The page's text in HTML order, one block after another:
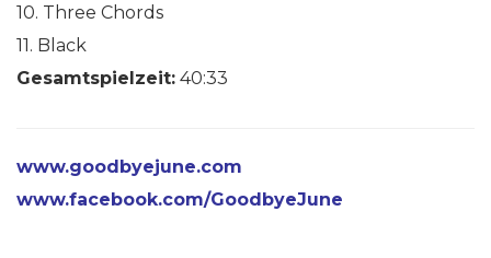
10. Three Chords
11. Black
Gesamtspielzeit: 40:33
www.goodbyejune.com
www.facebook.com/GoodbyeJune